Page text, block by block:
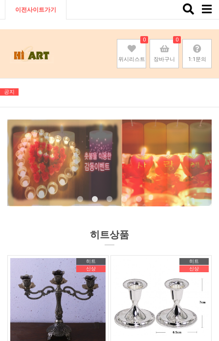
이전사이트가기
Toggle
위시리스트
0
장바구니
0
1:1문의
공지
기존회원님은 pc나 모바일에서 이전아이디로 로그인하시면됩니다
기존회원님은 pc나 모바일에서 이전아이디로 로그인하시면됩니다
기존회원님은 pc나 모바일에서 이전아이디로 로그인하시면됩니다
히트상품
히트
신상
히트
신상